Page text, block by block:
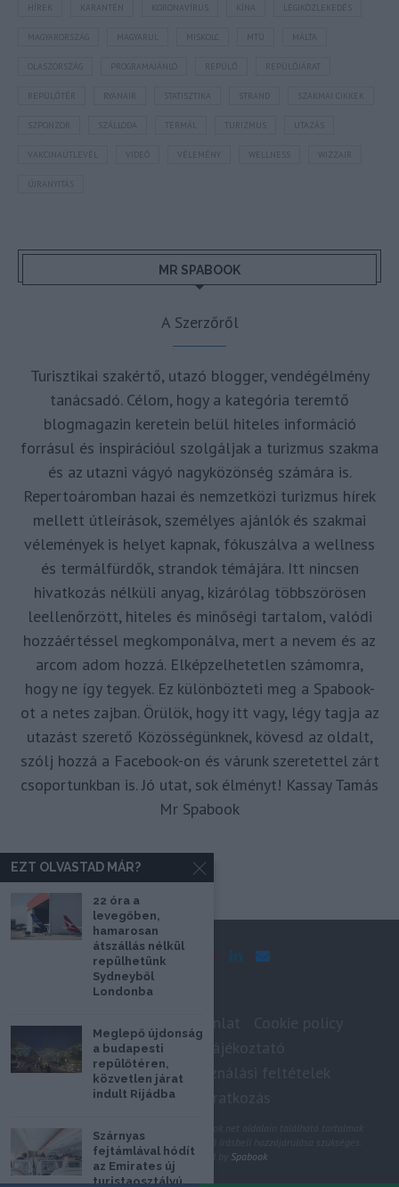
KARANTÉN LÉGIKÖZLEKEDÉS
MAGYARORSZÁG MTÜ MÁLTA
OLASZORSZÁG REPÜLŐJÁRAT
REPÜLŐTÉR STATISZTIKA STRAND SZAKMAI CIKKEK
SZPONZOR SZÁLLODA TERMÁL TURIZMUS UTAZÁS
VAKCINAÚTLEVÉL WIZZAIR
ÚJRANYITÁS
MR SPABOOK
A Szerzőről
Turisztikai szakértő, utazó blogger, vendégélmény
tanácsadó. Célom, hogy a kategória teremtő
blogmagazin keretein belül hiteles információ
forrásul és inspirációul szolgáljak a turizmus szakma
és az utazni vágyó nagyközönség számára is.
Repertoáromban hazai és nemzetközi turizmus hírek
mellett útleírások, személyes ajánlók és szakmai
vélemények is helyet kapnak, fókuszálva a wellness
és termálfürdők, strandok témájára. Itt nincsen
hivatkozás nélküli anyag, kizárólag többszörösen
leellenőrzött, hiteles és minőségi tartalom, valódi
hozzáértéssel megkomponálva, mert a nevem és az
arcom adom hozzá. Elképzelhetetlen számomra,
hogy ne így tegyek. Ez különbözteti meg a Spabook-
ot a netes zajban. Örülök, hogy itt vagy, légy tagja az
utazást szerető Közösségünknek, kövesd az oldalt,
szólj hozzá a Facebook-on és várunk szeretettel zárt
csoportunkban is. Jó utat, sok élményt! Kassay Tamás
Mr Spabook
Impresszum
Adatkezelési tájékoztató
Szerzői jogok, felhasználási feltételek
Hírlevél feliratkozás
@2020 - Minden jog fenntartva. A Spabook.net oldalain található tartalmak
felhasználásához, újraközléséhez a szerző írásbeli hozzájárulása szükséges.
All Rights Reserved by
Spabook
EZT OLVASTAD MÁR?
22 óra a
levegőben,
hamarosan
átszállás nélkül
repülhetünk
Sydneyből
Londonba
Meglepő újdonság
a budapesti
repülőtéren,
közvetlen járat
indult Rijádba
Szárnyas
fejtámlával hódít
az Emirates új
turistaosztályú